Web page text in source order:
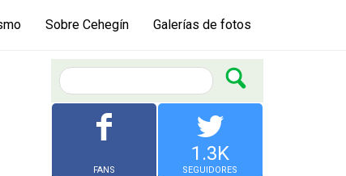
Sobre Cehegín Galerías de fotos
FANS
1.3K
SEGUIDORES